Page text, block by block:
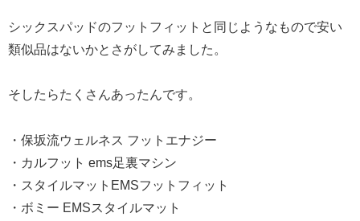
シックスパッドのフットフィットと同じようなもので安い
類似品はないかとさがしてみました。
そしたらたくさんあったんです。
・保坂流ウェルネス フットエナジー
・カルフット ems足裏マシン
・スタイルマットEMSフットフィット
・ボミー EMSスタイルマット